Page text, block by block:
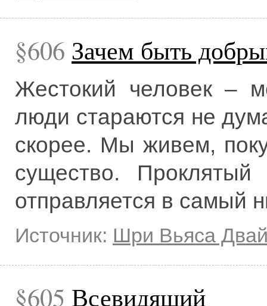
606 Зачем быть
Жестокий человек –
люди стараются не
скорее. Мы живем,
существо.
отправляется в самый
Источник: Шри Вьяса
605 Всевидящий